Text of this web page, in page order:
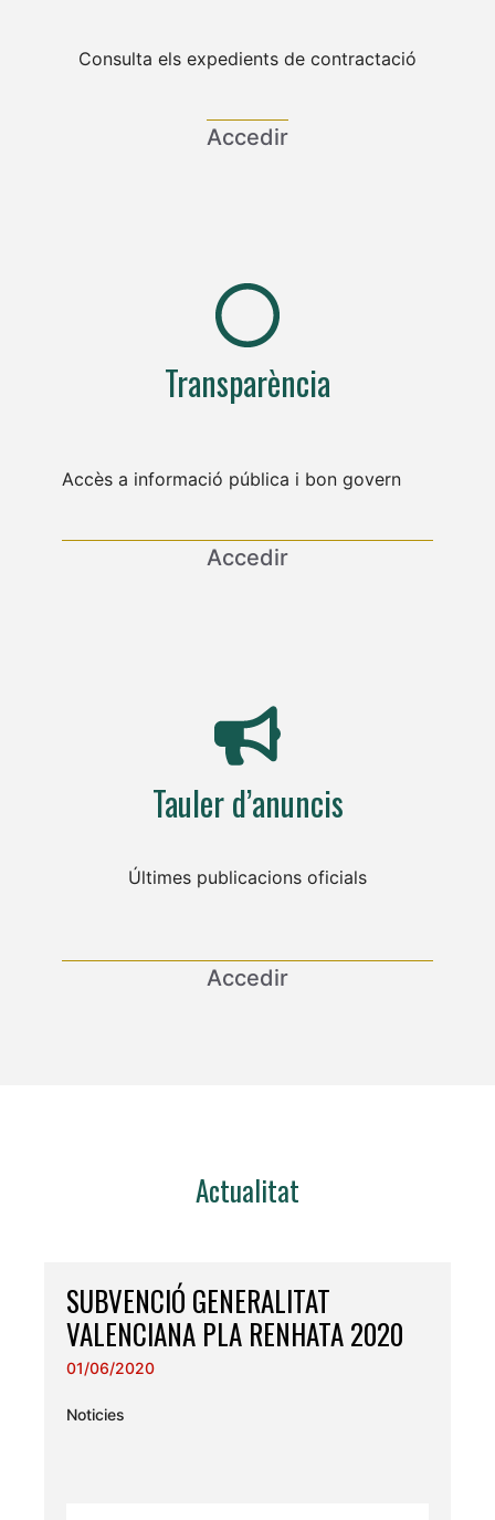
Consulta els expedients de contractació
Accedir
Transparència
Accès a informació pública i bon govern
Accedir
Tauler d’anuncis
Últimes publicacions oficials
Accedir
Actualitat
SUBVENCIÓ GENERALITAT
VALENCIANA PLA RENHATA 2020
01/06/2020
Noticies